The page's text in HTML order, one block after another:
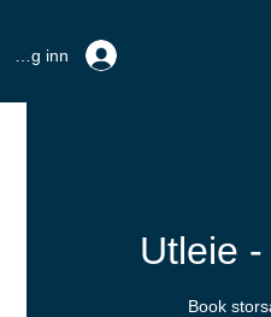
Logg inn
Utleie
Book